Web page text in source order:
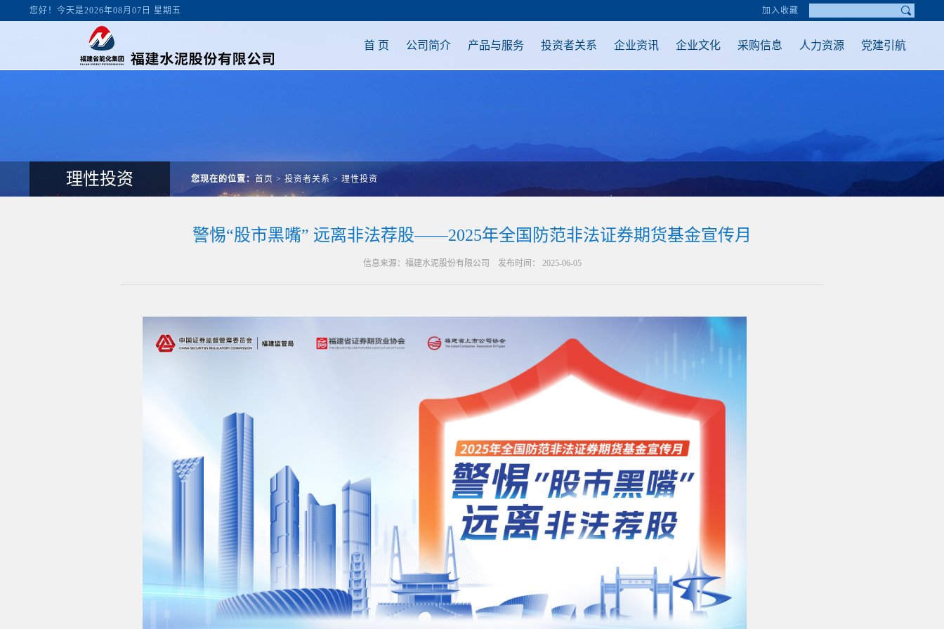
您好！今天是2026年08月07日 星期五 加入收藏
首 页 公司简介 产品与服务 投资者关系 企业资讯 企业文化 采购信息 人力资源 党建引航
理性投资 您现在的位置： 首页 > 投资者关系 > 理性投资
警惕“股市黑嘴” 远离非法荐股——2025年全国防范非法证券期货基金宣传月
信息来源：福建水泥股份有限公司 发布时间： 2025-06-05